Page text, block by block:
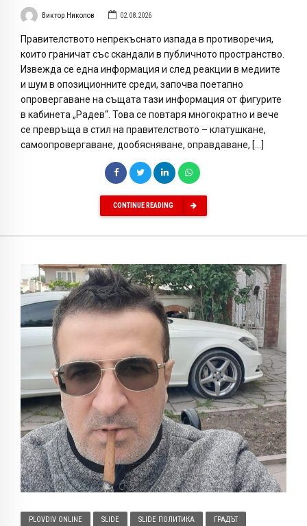
Виктор Николов 02.08.2026
Правителството непрекъснато изпада в противоречия,
които граничат със скандали в публичното пространство.
Извежда се една информация и след реакции в медиите
и шум в опозиционните среди, започва поетапно
опровергаване на същата тази информация от фигурите
в кабинета „Радев“. Това се повтаря многократно и вече
се превръща в стил на правителството – клатушкане,
самоопровергаване, дообясняване, оправдаване, […]
CONTINUE READING
PLOVDIV ONLINE SLIDE SLIDE ПОЛИТИКА ГРАДЪТ